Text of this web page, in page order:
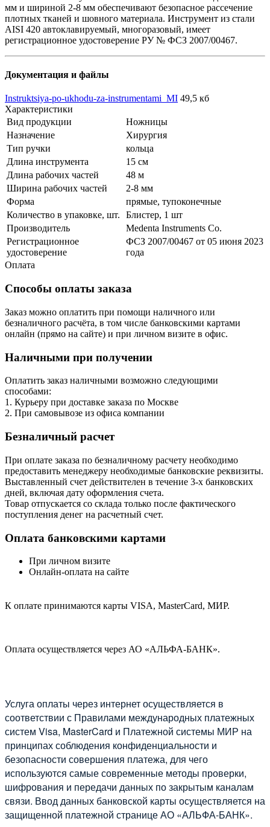
мм и шириной 2-8 мм обеспечивают безопасное рассечение
плотных тканей и шовного материала. Инструмент из стали
AISI 420 автоклавируемый, многоразовый, имеет
регистрационное удостоверение РУ № ФСЗ 2007/00467.
Документация и файлы
Instruktsiya-po-ukhodu-za-instrumentami_MI 49,5 кб
Характеристики
Вид продукции
Ножницы
Назначение
Хирургия
Тип ручки
кольца
Длина инструмента
15 см
Длина рабочих частей
48 м
Ширина рабочих частей
2-8 мм
Форма
прямые, тупоконечные
Количество в упаковке, шт.
Блистер, 1 шт
Производитель
Medenta Instruments Co.
Регистрационное
удостоверение
ФСЗ 2007/00467 от 05 июня 2023
года
Оплата
Способы оплаты заказа
Заказ можно оплатить при помощи наличного или
безналичного расчёта, в том числе банковскими картами
онлайн (прямо на сайте) и при личном визите в офис.
Наличными при получении
Оплатить заказ наличными возможно следующими
способами:
1. Курьеру при доставке заказа по Москве
2. При самовывозе из офиса компании
Безналичный расчет
При оплате заказа по безналичному расчету необходимо
предоставить менеджеру необходимые банковские реквизиты.
Выставленный счет действителен в течение 3-х банковских
дней, включая дату оформления cчета.
Товар отпускается со склада только после фактического
поступления денег на расчетный счет.
Оплата банковскими картами
При личном визите
Онлайн-оплата на сайте
К оплате принимаются карты VISA, MasterCard, МИР.
Оплата осуществляется через АО «АЛЬФА-БАНК».
Услуга оплаты через интернет осуществляется в
соответствии с Правилами международных платежных
систем Visa, MasterCard и Платежной системы МИР на
принципах соблюдения конфиденциальности и
безопасности совершения платежа, для чего
используются самые современные методы проверки,
шифрования и передачи данных по закрытым каналам
связи. Ввод данных банковской карты осуществляется на
защищенной платежной странице АО «АЛЬФА-БАНК».